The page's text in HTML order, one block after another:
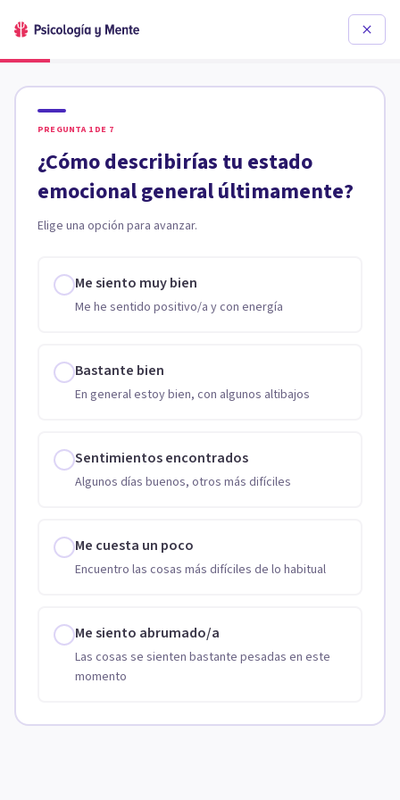
PREGUNTA 1 DE 7
¿Cómo describirías tu estado
emocional general últimamente?
Elige una opción para avanzar.
Me siento muy bien
Me he sentido positivo/a y con energía
Bastante bien
En general estoy bien, con algunos altibajos
Sentimientos encontrados
Algunos días buenos, otros más difíciles
Me cuesta un poco
Encuentro las cosas más difíciles de lo habitual
Me siento abrumado/a
Las cosas se sienten bastante pesadas en este
momento